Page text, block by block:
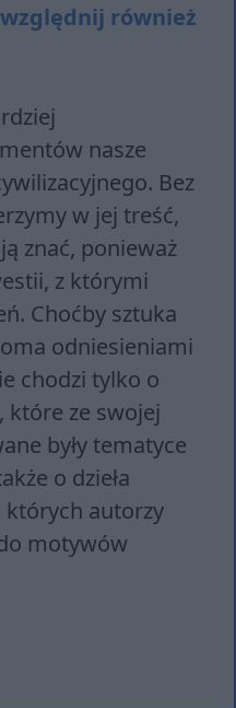
również
nasze
Bez
w jej treść,
znać, ponieważ
z którymi
Choćby sztuka
odniesieniami
chodzi tylko o
które ze swojej
były tematyce
o dzieła
których autorzy
motywów